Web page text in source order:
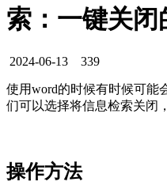
索：一键关闭
2024-06-13 339
使用word的时候有时候可能
们可以选择将信息检索关闭
操作方法